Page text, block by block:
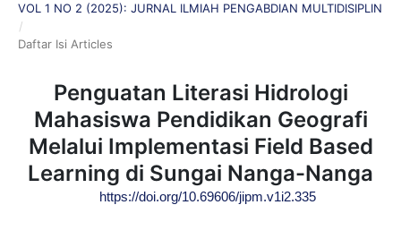
VOL 1 NO 2 (2025): JURNAL ILMIAH PENGABDIAN MULTIDISIPLIN
/
Daftar Isi Articles
Penguatan Literasi Hidrologi
Mahasiswa Pendidikan Geografi
Melalui Implementasi Field Based
Learning di Sungai Nanga-Nanga
https://doi.org/10.69606/jipm.v1i2.335